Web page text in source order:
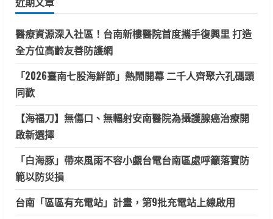
字:
醫療資源深入社區！台南新樓醫院首度攜手復興里 打造
全方位高齡友善防護網
「2026臺南七股海鮮節」熱鬧開幕 二千人齊聚六孔碼頭
同歡
【海福刀】無傷口、無輻射安南醫院為攝護腺癌治療開
啟新選擇
「白海豚」帶來風雨不容小覷台電台南區處呼籲落實防
範以防災損
台南「區區有充電站」計畫，第9批充電站上線啟用